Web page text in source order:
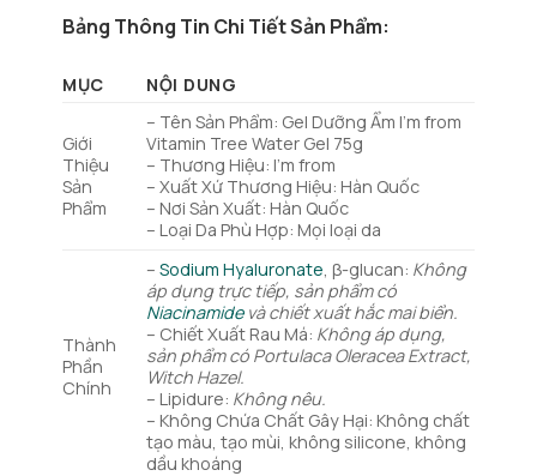
Bảng Thông Tin Chi Tiết Sản Phẩm:
MỤC NỘI DUNG
Giới
Thiệu
Sản
Phẩm
– Tên Sản Phẩm: Gel Dưỡng Ẩm I’m from
Vitamin Tree Water Gel 75g
– Thương Hiệu: I’m from
– Xuất Xứ Thương Hiệu: Hàn Quốc
– Nơi Sản Xuất: Hàn Quốc
– Loại Da Phù Hợp: Mọi loại da
Thành
Phần
Chính
– Sodium Hyaluronate , β-glucan: Không
áp dụng trực tiếp, sản phẩm có
Niacinamidevà chiết xuất hắc mai biển.
– Chiết Xuất Rau Má: Không áp dụng,
sản phẩm có Portulaca Oleracea Extract,
Witch Hazel.
– Lipidure: Không nêu.
– Không Chứa Chất Gây Hại: Không chất
tạo màu, tạo mùi, không silicone, không
dầu khoáng